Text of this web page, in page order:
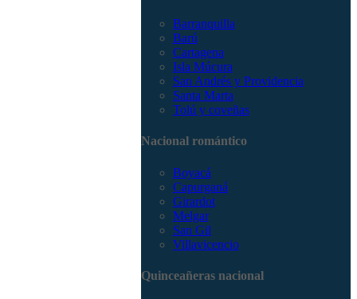
Barranquilla
Barú
Cartagena
Isla Múcura
San Andrés y Providencia
Santa Marta
Tolú y coveñas
Nacional romántico
Boyacá
Capurganá
Girardot
Melgar
San Gil
Villavicencio
Quinceañeras nacional